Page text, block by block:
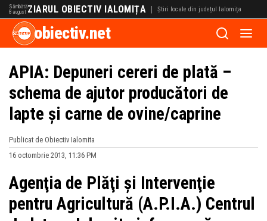
Sâmbătă
8 august ZIARUL OBIECTIV IALOMIȚA | Știri locale din județul Ialomița
obiectiv.net
APIA: Depuneri cereri de plată –
schema de ajutor producători de
lapte şi carne de ovine/caprine
Publicat de Obiectiv Ialomita
16 octombrie 2013, 11:36 PM
Agenţia de Plăţi şi Intervenţie
pentru Agricultură (A.P.I.A.) Centrul